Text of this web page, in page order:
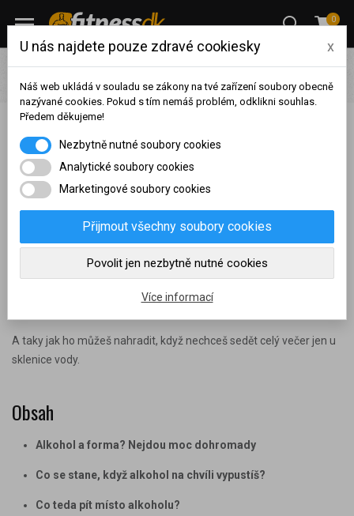
0
Blog Hubnutí
Čím nahradit alkohol při hubnutí, posilování
nebo jen tak
Čím nahradit alkohol při hubnutí, posilování nebo jen
tak
Publikováno:27.06.2025,Naposledy aktualizováno:
Alkohol do společenského života neodmyslitelně patří. Občas si
snažíš posouvat v tréninku, lépe jíst a celkově držet v kondici tělo i
psychiku, je dobré vědět, co ti alkohol ve skutečnosti přináší – a
A taky jak ho můžeš nahradit, když nechceš sedět celý večer jen u
sklenice vody.
Obsah
Alkohol a forma? Nejdou moc dohromady
Co se stane, když alkohol na chvíli vypustíš?
Co teda pít místo alkoholu?
dosaženého obratu za
sledované období, byl váš
účet přeřazen do jiné
skupiny:
U nás najdete pouze zdravé cookiesky x
Náš web ukládá v souladu se zákony na tvé zařízení soubory obecně
nazývané cookies. Pokud s tím nemáš problém, odklikni souhlas.
Předem děkujeme!
Nezbytně nutné soubory cookies
Analytické soubory cookies
Marketingové soubory cookies
Přijmout všechny soubory cookies
Povolit jen nezbytně nutné cookies
Více informací